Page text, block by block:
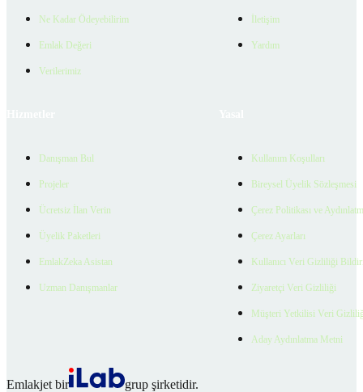
Ne Kadar Ödeyebilirim
Emlak Değeri
Verilerimiz
İletişim
Yardım
Danışman Bul
Projeler
Ücretsiz İlan Verin
Üyelik Paketleri
EmlakZeka Asistan
Uzman Danışmanlar
Kullanım Koşulları
Bireysel Üyelik Sözleşmesi
Çerez Politikası ve
Çerez Ayarları
Kullanıcı Veri Gizliliği
Ziyaretçi Veri Gizliliği
Müşteri Yetkilisi Veri
Aday Aydınlatma Metni
Emlakjet bir
grup şirketidir.